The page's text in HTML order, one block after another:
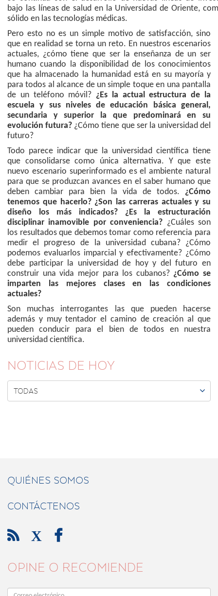
bajo las líneas de salud en la Universidad de Oriente,
sólido en las tecnologías médicas.
Pero esto no es un simple motivo de satisfacción, sino
que en realidad se torna un reto. En nuestros escenarios
actuales, ¿cómo tiene que ser la enseñanza de un ser
humano cuando la disponibilidad de los conocimientos
que ha almacenado la humanidad está en su mayoría y
para todos al alcance de un simple toque en una pantalla
de un teléfono móvil? ¿Es la actual estructura de la
escuela y sus niveles de educación básica general,
secundaria y superior la que predominará en su
evolución futura? ¿Cómo tiene que ser la universidad del
futuro?
Todo parece indicar que la universidad científica tiene
que consolidarse como única alternativa. Y que este
nuevo escenario superinformado es el ambiente natural
para que se produzcan avances en el saber humano que
deben cambiar para bien la vida de todos. ¿Cómo
tenemos que hacerlo? ¿Son las carreras actuales y su
diseño los más indicados? ¿Es la estructuración
disciplinar inamovible por conveniencia? ¿Cuáles son
los resultados que debemos tomar como referencia para
medir el progreso de la universidad cubana? ¿Cómo
podemos evaluarlos imparcial y efectivamente? ¿Cómo
debe participar la universidad de hoy y del futuro en
construir una vida mejor para los cubanos? ¿Cómo se
imparten las mejores clases en las condiciones
actuales?
Son muchas interrogantes las que pueden hacerse
además y muy tentador el camino de creación al que
pueden conducir para el bien de todos en nuestra
universidad científica.
NOTICIAS DE HOY
TODAS 
QUIÉNES SOMOS
CONTÁCTENOS
 X 
OPINE O RECOMIENDE